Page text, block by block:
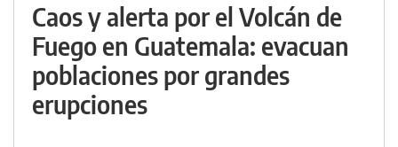
Caos y alerta por el Volcán de
Fuego en Guatemala: evacuan
poblaciones por grandes
erupciones